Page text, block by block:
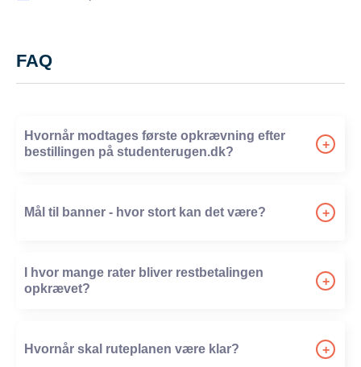
FAQ
Hvornår modtages første opkrævning efter
bestillingen på studenterugen.dk?
+
Mål til banner - hvor stort kan det være?
+
I hvor mange rater bliver restbetalingen
opkrævet?
+
Hvornår skal ruteplanen være klar?
+